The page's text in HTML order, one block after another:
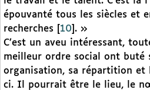
épouvanté tous les siècles et
recherches
10 . »
C’est un aveu intéressant,
meilleur ordre social ont buté
organisation, sa répartition
ci. Il pourrait être le lieu, le